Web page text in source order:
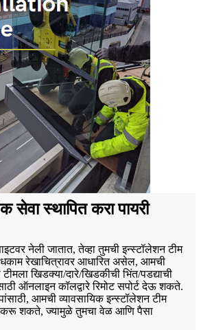
सेवा स्थापित करा पायरी
नेली जातात, तेव्हा तुमची इन्स्टॉलेशन टीम
रेखाचित्रावर आधारित असेल, आमची
खिडक्या/दारे/खिडकीची भिंत/पडद्याची
ऑनलाइन कॉलद्वारे रिमोट सपोर्ट देऊ शकते.
आमची व्यावसायिक इन्स्टॉलेशन टीम
करू शकते, ज्यामुळे तुमचा वेळ आणि पैसा